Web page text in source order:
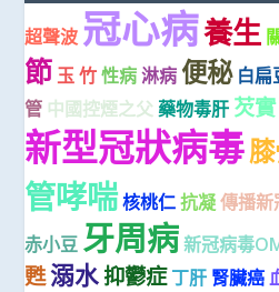
超聲波 冠心病養生
節 玉 竹 性病 淋病 便秘 白扁
管 中國控煙之父 藥物毒肝 芡實
新型冠狀病毒
管哮喘核桃仁 抗凝 傳播新
赤小豆 牙周病 新冠病毒
甦溺水抑鬱症 丁肝 腎臟癌